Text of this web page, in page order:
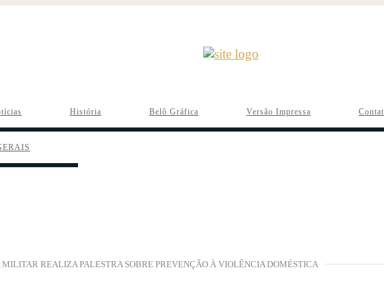
História Belô Gráfica Versão Impressa
MILITAR REALIZA PALESTRA SOBRE PREVENÇÃO À VIOLÊNCIA DOMÉSTICA